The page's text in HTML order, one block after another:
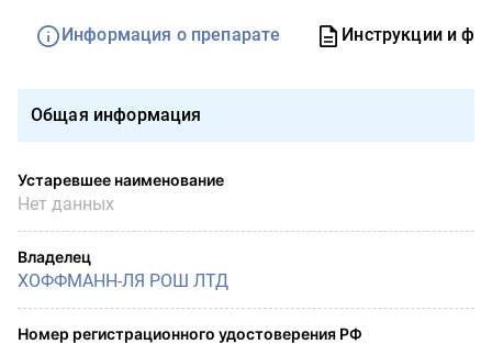
Информация о препарате Инструкции и
Общая информация
Устаревшее наименование
Нет данных
Владелец
ХОФФМАНН-ЛЯ РОШ ЛТД
Номер регистрационного удостоверения РФ